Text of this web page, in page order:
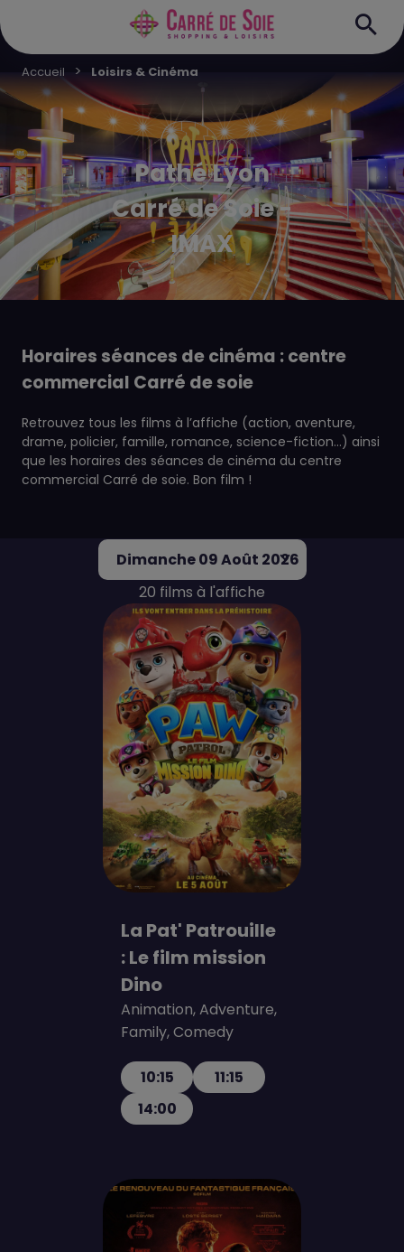
Accueil Loisirs & Cinéma
Pathé Lyon
Carré de Soie -
IMAX
Horaires séances de cinéma : centre
commercial Carré de soie
Retrouvez tous les films à l’affiche (action, aventure,
drame, policier, famille, romance, science-fiction…) ainsi
que les horaires des séances de cinéma du centre
commercial Carré de soie. Bon film !
Dimanche 09 Août 2026
20 films à l'affiche
La Pat' Patrouille
: Le film mission
Dino
Animation, Adventure,
Family, Comedy
10:15
11:15
14:00